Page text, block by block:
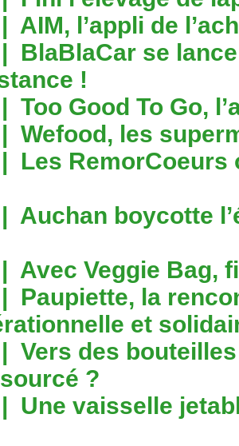
| AIM, l’appli de
| BlaBlaCar se
!
| Too Good To Go,
| Wefood, les
| Les RemorCoeurs
| Auchan boycotte
| Avec Veggie Bag,
| Paupiette, la
et
| Vers des
?
| Une vaisselle